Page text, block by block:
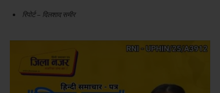
रिपोर्ट – दिलशाद समीर